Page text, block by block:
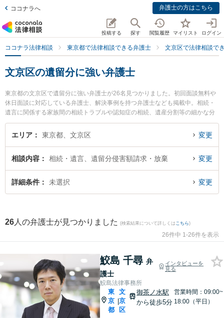
ココナラへ 弁護士の方はこちら
投稿する 探す 閲覧履歴 マイリスト ログイン
ココナラ法律相談 東京都で法律相談できる弁護士 文京区で法律相談で
文京区の遺留分に強い弁護士
東京都の文京区で遺留分に強い弁護士が26名見つかりました。初回面談無料や
休日面談に対応している弁護士、解決事例を持つ弁護士なども掲載中。相続・
遺言に関係する家族間の相続トラブルや認知症の相続、遺産分割等の細かな分
野での絞り込み検索もでき便利です。特に鮫島法律事務所の鮫島 千尋弁護士や
弁護士法人児玉明謙法律事務所の中西 敦信弁護士、フリューゲル法律事務所 の
談したい』『遺留分のトラブル解決の実績豊富な近くの弁護士を検索したい』
『初回相談無料で遺留分を法律相談できる文京区内の弁護士に相談予約した
い』などでお困りの相談者さんにおすすめです。
エリア 東京都、文京区 変更
相談内容 相続・遺言、遺留分侵害額請求・放棄 変更
詳細条件 未選択 変更
26 人の弁護士が見つかりました (検索結果について詳しくは こちら)
26件中 1-26件を表示
鮫島 千尋 弁
護士
インタビューを
見る
鮫島法律事務所
東
京
都
|
文
京
区
御茶ノ水駅
から徒歩5分
営業時間：09:00~
18:00（平日）